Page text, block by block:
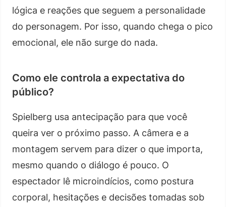
lógica e reações que seguem a personalidade
do personagem. Por isso, quando chega o pico
emocional, ele não surge do nada.
Como ele controla a expectativa do
público?
Spielberg usa antecipação para que você
queira ver o próximo passo. A câmera e a
montagem servem para dizer o que importa,
mesmo quando o diálogo é pouco. O
espectador lê microindícios, como postura
corporal, hesitações e decisões tomadas sob